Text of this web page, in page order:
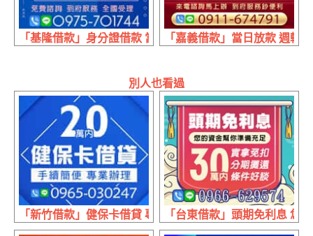
「基隆借款」身分證借款 當天就放款 | 額度高門檻低 保證
「嘉義借款」當日放款 週轉
別人也看過
「新竹借款」健保卡借貸 專業辦理 | 20萬內 手續簡便
「台東借款」頭期免利息 您